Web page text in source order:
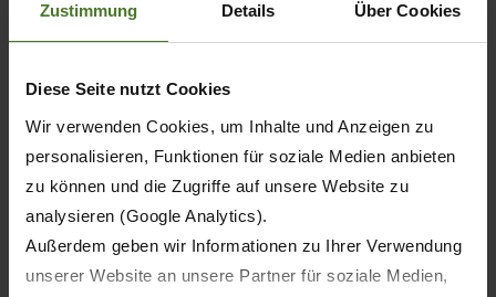
Zustimmung Details Über Cookies
Diese Seite nutzt Cookies
Wir verwenden Cookies, um Inhalte und Anzeigen zu
personalisieren, Funktionen für soziale Medien anbieten
zu können und die Zugriffe auf unsere Website zu
analysieren (Google Analytics).
Außerdem geben wir Informationen zu Ihrer Verwendung
unserer Website an unsere Partner für soziale Medien,